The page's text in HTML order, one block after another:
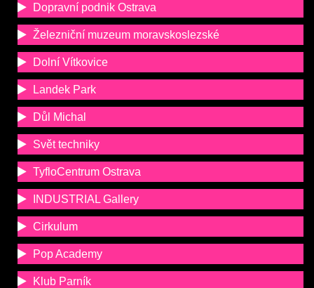
Dopravní podnik Ostrava
Železniční muzeum moravskoslezské
Dolní Vítkovice
Landek Park
Důl Michal
Svět techniky
TyfloCentrum Ostrava
INDUSTRIAL Gallery
Cirkulum
Pop Academy
Klub Parník